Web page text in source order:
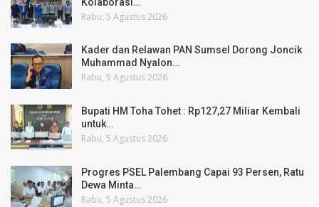
Rabu, 5 Agustus 2026
Kader dan Relawan PAN Sumsel Dorong Joncik
Muhammad Nyalon…
Rabu, 5 Agustus 2026
Bupati HM Toha Tohet : Rp127,27 Miliar Kembali
untuk…
Rabu, 5 Agustus 2026
Progres PSEL Palembang Capai 93 Persen, Ratu
Dewa Minta…
Rabu, 5 Agustus 2026